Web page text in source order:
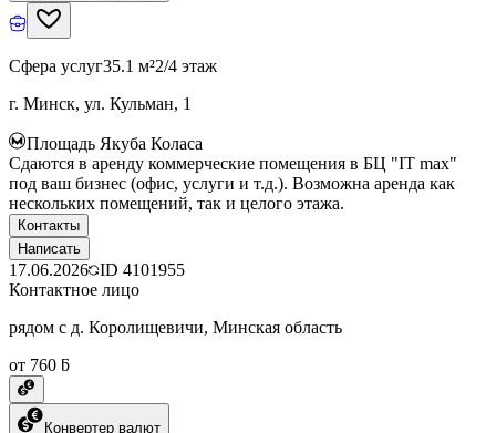
Сфера услуг35.1 м²2/4 этаж
г. Минск, ул. Кульман, 1
Площадь Якуба Коласа
Сдаются в аренду коммерческие помещения в БЦ "IT max"
под ваш бизнес (офис, услуги и т.д.). Возможна аренда как
нескольких помещений, так и целого этажа.
Контакты
Написать
17.06.2026 ID 4101955
Контактное лицо
рядом с д. Королищевичи, Минская область
от 760 ƃ
Конвертер валют